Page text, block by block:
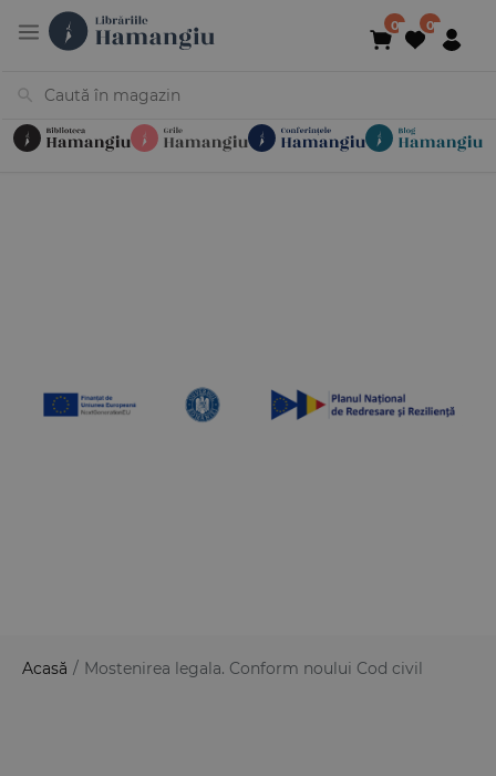
Acasă / Mostenirea legala. Conform noului Cod civil